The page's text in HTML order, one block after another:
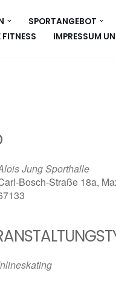
SPORTANGEBOT
FITNESS IMPRESSUM
Jung Sporthalle
Bosch-Straße 18a,